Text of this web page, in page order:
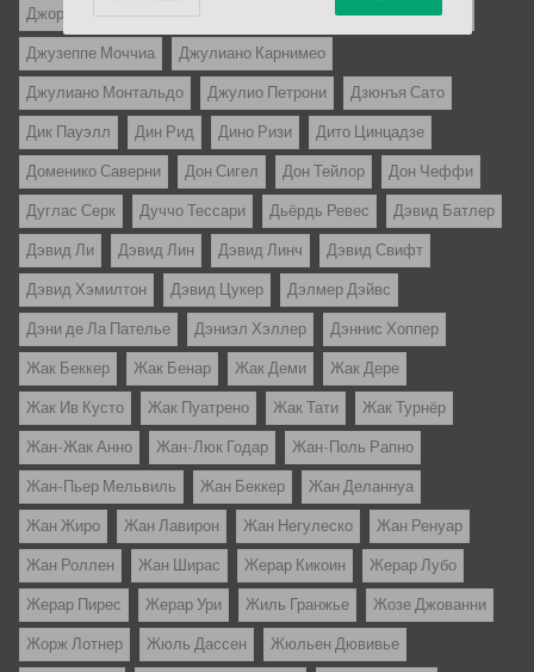
Джорджо Джентили Джошуа Логан Джузеппе Де Сантис
Джузеппе Моччиа Джулиано Карнимео
Джулиано Монтальдо Джулио Петрони Дзюнъя Сато
Дик Пауэлл Дин Рид Дино Ризи Дито Цинцадзе
Доменико Саверни Дон Сигел Дон Тейлор Дон Чеффи
Дуглас Серк Дуччо Тессари Дьёрдь Ревес Дэвид Батлер
Дэвид Ли Дэвид Лин Дэвид Линч Дэвид Свифт
Дэвид Хэмилтон Дэвид Цукер Дэлмер Дэйвс
Дэни де Ла Пателье Дэниэл Хэллер Дэннис Хоппер
Жак Беккер Жак Бенар Жак Деми Жак Дере
Жак Ив Кусто Жак Пуатрено Жак Тати Жак Турнёр
Жан-Жак Анно Жан-Люк Годар Жан-Поль Рапно
Жан-Пьер Мельвиль Жан Беккер Жан Деланнуа
Жан Жиро Жан Лавирон Жан Негулеско Жан Ренуар
Жан Роллен Жан Ширас Жерар Кикоин Жерар Лубо
Жерар Пирес Жерар Ури Жиль Гранжье Жозе Джованни
Жорж Лотнер Жюль Дассен Жюльен Дювивье